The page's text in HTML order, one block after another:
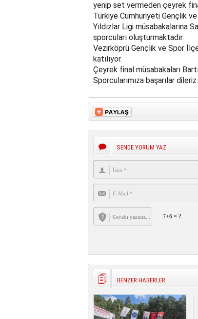
yenip set vermeden çeyrek
Türkiye Cumhuriyeti Gençlik
Yıldızlar Ligi müsabakalarına
sporcuları oluşturmaktadır.
Vezirköprü Gençlik ve Spor
katılıyor.
Çeyrek final müsabakaları
Sporcularımıza başarılar dileriz.
SENDE YORUM YAZ
7+6 = ?
BENZER HABERLER